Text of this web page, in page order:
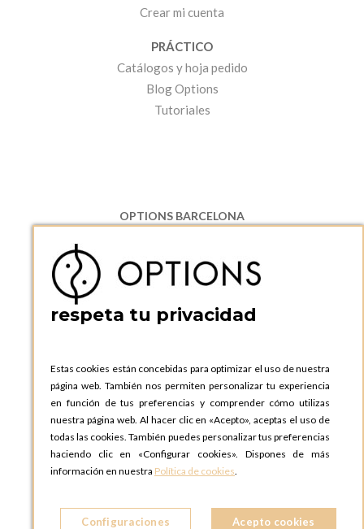
Crear mi cuenta
PRÁCTICO
Catálogos y hoja pedido
Blog Options
Tutoriales
OPTIONS BARCELONA
08130 Santa Perpetua de Moguda, Barcelona
ESPAñA
Teléfono:
+34 935 724 041
OPTIONS BARCELONA SHOWROOM
ESPAñA
Teléfono:+34 935 724 041
OPTIONS MADRID
C. Lucio Emilio Cándido, 6,
28803 Alcalá de Henares, Madrid
ESPAñA
respeta tu privacidad
Estas cookies están concebidas para optimizar el uso de nuestra
página web. También nos permiten personalizar tu experiencia
en función de tus preferencias y comprender cómo utilizas
nuestra página web. Al hacer clic en «Acepto», aceptas el uso de
todas las cookies. También puedes personalizar tus preferencias
haciendo clic en «Configurar cookies». Dispones de más
información en nuestra Política de cookies.
Configuraciones Acepto cookies